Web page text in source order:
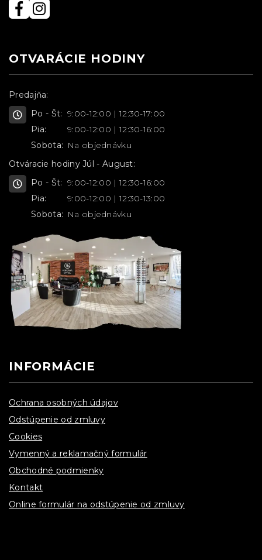
OTVARÁCIE HODINY
Predajňa:
Po - Št: 9:00-12:00 | 12:30-17:00
Pia:
9:00-12:00 | 12:30-16:00
Sobota: Na objednávku
Otváracie hodiny Júl - August:
Po - Št: 9:00-12:00 | 12:30-16:00
Pia:
9:00-12:00 | 12:30-13:00
Sobota: Na objednávku
INFORMÁCIE
Ochrana osobných údajov
Odstúpenie od zmluvy
Cookies
Vymenný a reklamačný formulár
Obchodné podmienky
Kontakt
Online formulár na odstúpenie od zmluvy